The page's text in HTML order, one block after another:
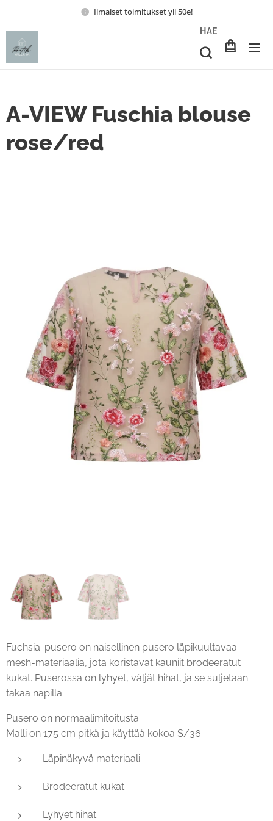
Ilmaiset toimitukset yli 50e!
HAE
A-VIEW Fuschia blouse
rose/red
Fuchsia-pusero on naisellinen pusero läpikuultavaa
mesh-materiaalia, jota koristavat kauniit brodeeratut
kukat. Puserossa on lyhyet, väljät hihat, ja se suljetaan
takaa napilla.
Pusero on normaalimitoitusta.
Malli on 175 cm pitkä ja käyttää kokoa S/36.
Läpinäkyvä materiaali
Brodeeratut kukat
Lyhyet hihat